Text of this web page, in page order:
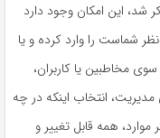
این امکان وجود دارد
شماست را وارد کرده و یا
مخاطبین یا کاربران،
مدیریت، انتخاب اینکه در چه
همه قابل تغییر و